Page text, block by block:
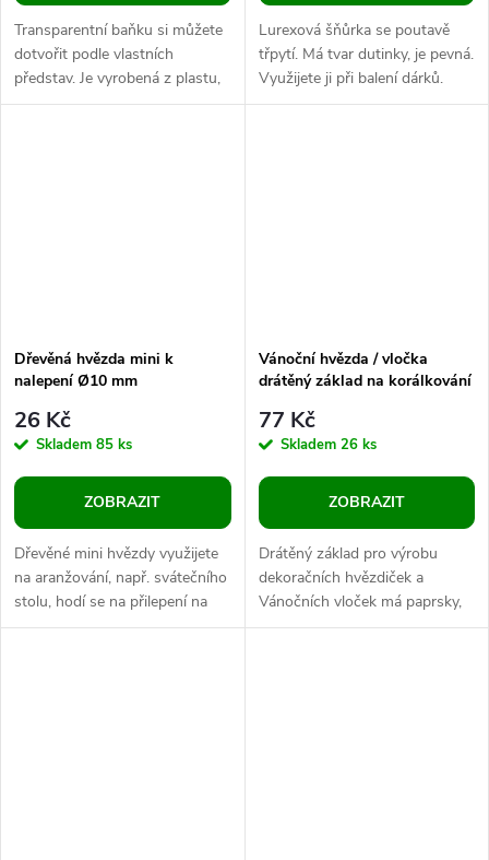
Transparentní baňku si můžete
dotvořit podle vlastních
představ. Je vyrobená z plastu,
tak se vám jen tak lehce
Lurexová šňůrka se poutavě
třpytí. Má tvar dutinky, je pevná.
Využijete ji při balení dárků.
Můžete ji využít i na výrobu
Dřevěná hvězda mini k
nalepení Ø10 mm
26 Kč
Skladem 85 ks
ZOBRAZIT
Dřevěné mini hvězdy využijete
na aranžování, např. svátečního
stolu, hodí se na přilepení na
různé postavičky (anděly,
Vánoční hvězda / vločka
drátěný základ na korálkování
77 Kč
Skladem 26 ks
ZOBRAZIT
Drátěný základ pro výrobu
dekoračních hvězdiček a
Vánočních vloček má paprsky,
na které můžete navlékat